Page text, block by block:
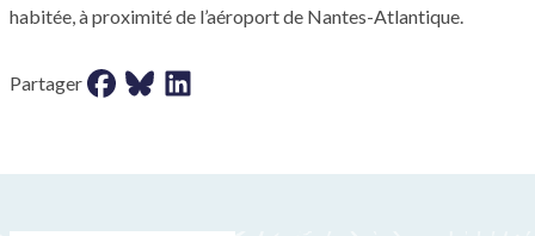
habitée, à proximité de l’aéroport de Nantes-Atlantique.
Partager Partager sur facebook
Partager sur bluesky
Partager sur LinkedIn